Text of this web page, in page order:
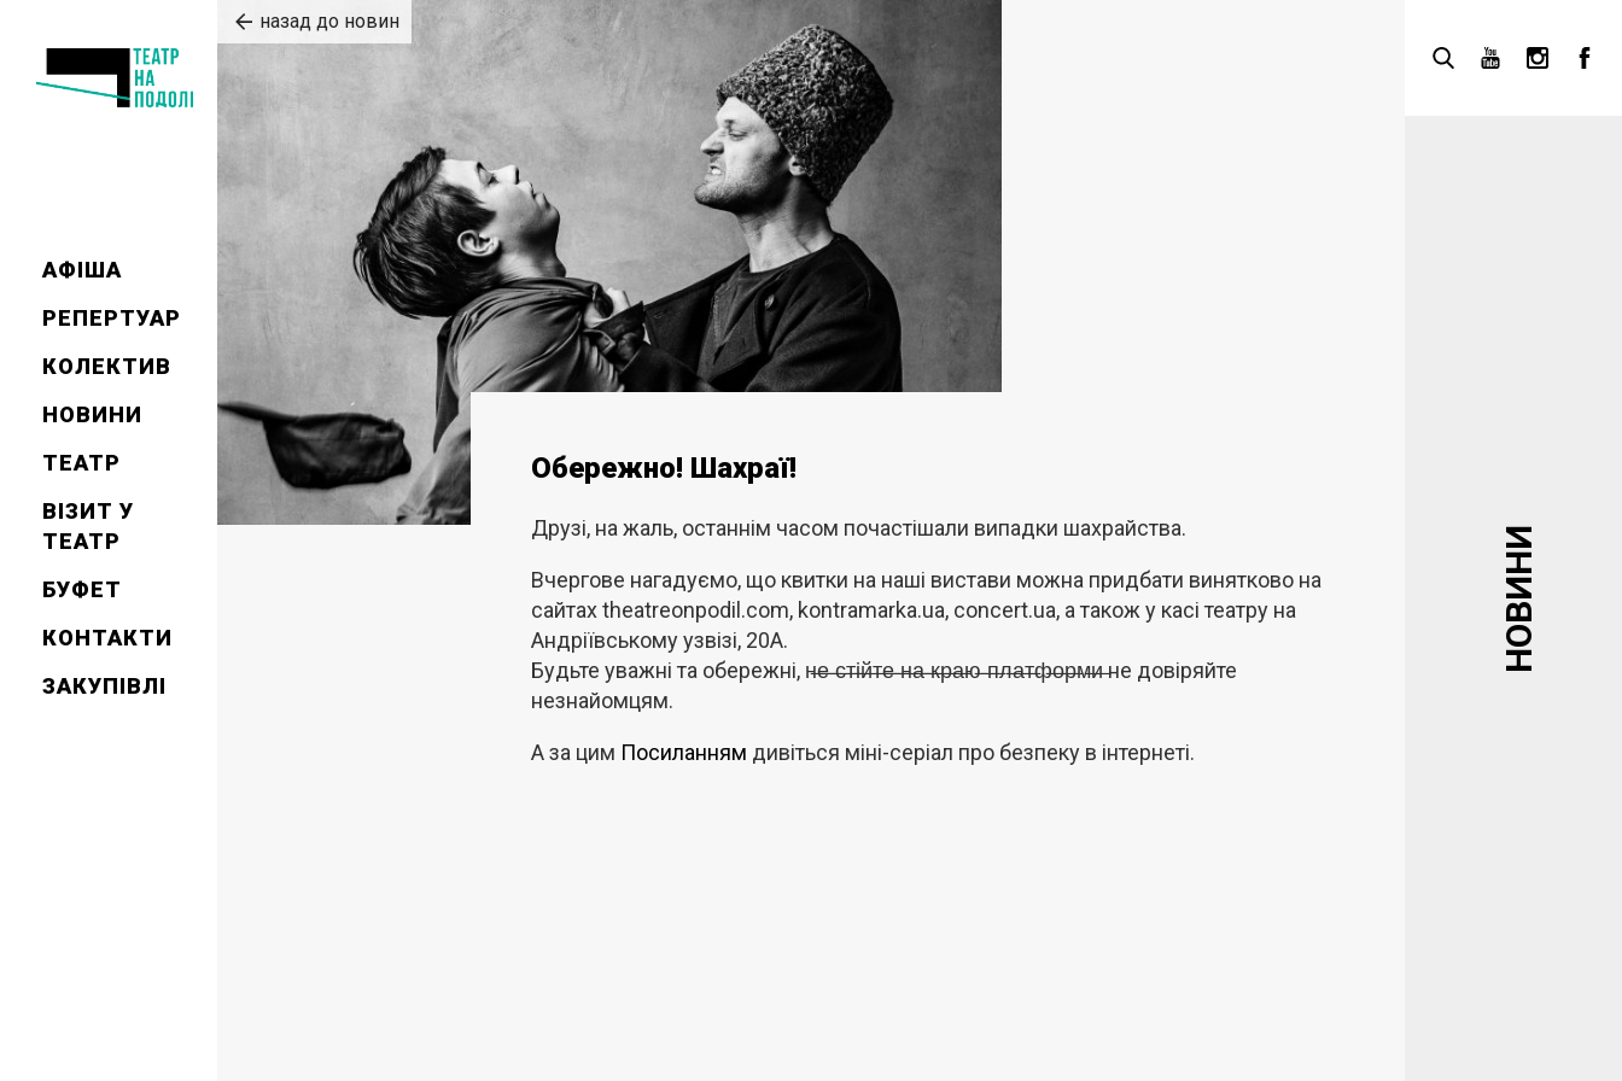
АФІША
РЕПЕРТУАР
КОЛЕКТИВ
НОВИНИ
ТЕАТР
ВІЗИТ У
ТЕАТР
БУФЕТ
КОНТАКТИ
ЗАКУПІВЛІ
НОВИНИ
назад до новин
Обережно! Шахраї!
Друзі, на жаль, останнім часом почастішали випадки шахрайства.
Вчергове нагадуємо, що квитки на наші вистави можна придбати винятково на
сайтах theatreonpodil.com, kontramarka.ua, concert.ua, а також у касі театру на
Андріївському узвізі, 20А.
Будьте уважні та обережні, н̶е̶ ̶с̶т̶і̶й̶т̶е̶ ̶н̶а̶ ̶к̶р̶а̶ю̶ ̶п̶л̶а̶т̶ф̶о̶р̶м̶и̶ не довіряйте
незнайомцям.
А за цим Посиланням дивіться міні-серіал про безпеку в інтернеті.